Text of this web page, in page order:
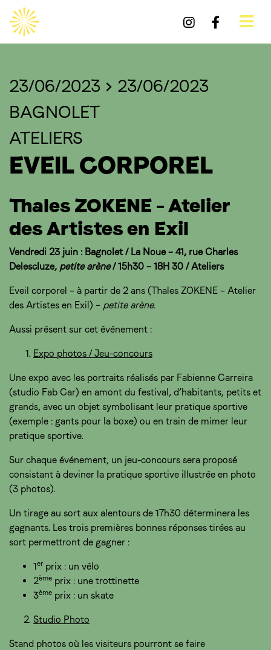
23/06/2023 > 23/06/2023
BAGNOLET
ATELIERS
EVEIL CORPOREL
Thales ZOKENE – Atelier
des Artistes en Exil
Vendredi 23 juin : Bagnolet / La Noue – 41, rue Charles
Delescluze, petite arène/ 15h30 – 18H 30 / Ateliers
Eveil corporel – à partir de 2 ans (Thales ZOKENE – Atelier
des Artistes en Exil) – petite arène.
Aussi présent sur cet événement :
Expo photos / Jeu-concours
Une expo avec les portraits réalisés par Fabienne Carreira
(studio Fab Car) en amont du festival, d’habitants, petits et
grands, avec un objet symbolisant leur pratique sportive
(exemple : gants pour la boxe) ou en train de mimer leur
pratique sportive.
Sur chaque événement, un jeu-concours sera proposé
consistant à deviner la pratique sportive illustrée en photo
(3 photos).
Un tirage au sort aux alentours de 17h30 déterminera les
gagnants. Les trois premières bonnes réponses tirées au
sort permettront de gagner :
1er prix : un vélo
2ème prix : une trottinette
3ème prix : un skate
Studio Photo
Stand photos où les visiteurs pourront se faire